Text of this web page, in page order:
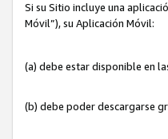
Si su Sitio incluye una
Móvil”), su Aplicación Móvil:
(a) debe estar disponible en
(b) debe poder descargarse